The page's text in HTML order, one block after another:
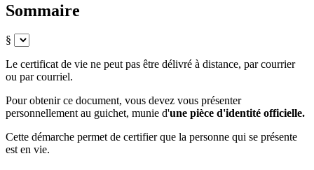
Sommaire
§
Le certificat de vie ne peut pas être délivré à distance, par courrier
ou par courriel.
Pour obtenir ce document, vous devez vous présenter
personnellement au guichet, munie d'une pièce d'identité officielle.
Cette démarche permet de certifier que la personne qui se présente
est en vie.